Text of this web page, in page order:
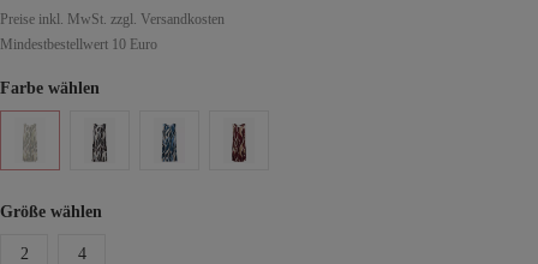
Preise inkl. MwSt. zzgl. Versandkosten
Mindestbestellwert 10 Euro
Farbe wählen
Größe wählen
2 4